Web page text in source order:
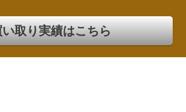
い取り実績はこちら